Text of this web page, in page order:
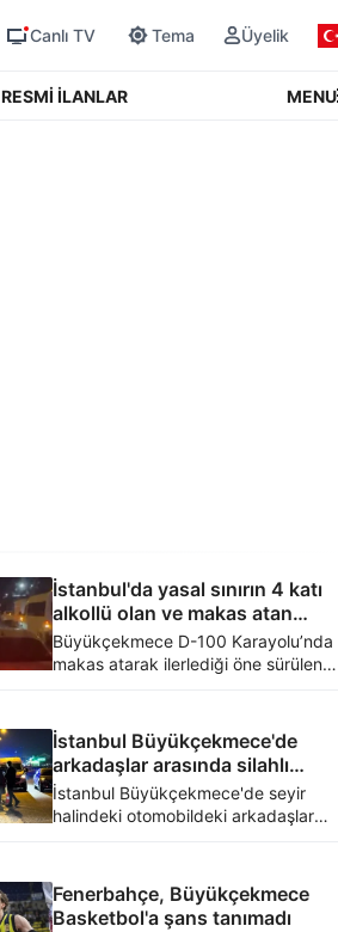
Canlı TV Tema Üyelik
RESMİ İLANLAR MENU
İstanbul'da yasal sınırın 4 katı
alkollü olan ve makas atan
sürücü 6 aylık bebeği hayattan
kopardı
Büyükçekmece D-100 Karayolu’nda
makas atarak ilerlediği öne sürülen
baba ise yaralandı. Kazaya neden
olan sürücünün 2.00 promil alkollü
olduğu tespit edildi.
İstanbul Büyükçekmece'de
arkadaşlar arasında silahlı
kavga: 2 ölü
İstanbul Büyükçekmece'de seyir
halindeki otomobildeki arkadaşlar
Fenerbahçe, Büyükçekmece
Basketbol'a şans tanımadı